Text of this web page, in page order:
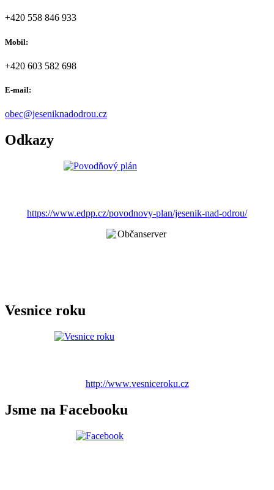
+420 558 846 933
Mobil:
+420 603 582 698
E-mail:
obec@jeseniknadodrou.cz
Odkazy
https://www.edpp.cz/povodnovy-plan/jesenik-nad-odrou/
Vesnice roku
http://www.vesniceroku.cz
Jsme na Facebooku